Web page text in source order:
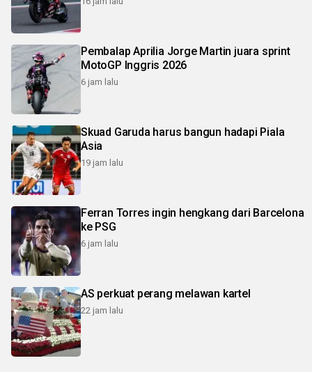
Pembalap Aprilia Jorge Martin juara sprint
MotoGP Inggris 2026
6 jam lalu
Skuad Garuda harus bangun hadapi Piala
Asia
19 jam lalu
Ferran Torres ingin hengkang dari Barcelona
ke PSG
6 jam lalu
AS perkuat perang melawan kartel
22 jam lalu